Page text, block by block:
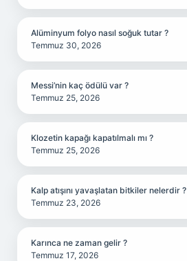
Alüminyum folyo nasıl soğuk tutar ?
Temmuz 30, 2026
Messi’nin kaç ödülü var ?
Temmuz 25, 2026
Klozetin kapağı kapatılmalı mı ?
Temmuz 25, 2026
Kalp atışını yavaşlatan bitkiler nelerdir ?
Temmuz 23, 2026
Karınca ne zaman gelir ?
Temmuz 17, 2026